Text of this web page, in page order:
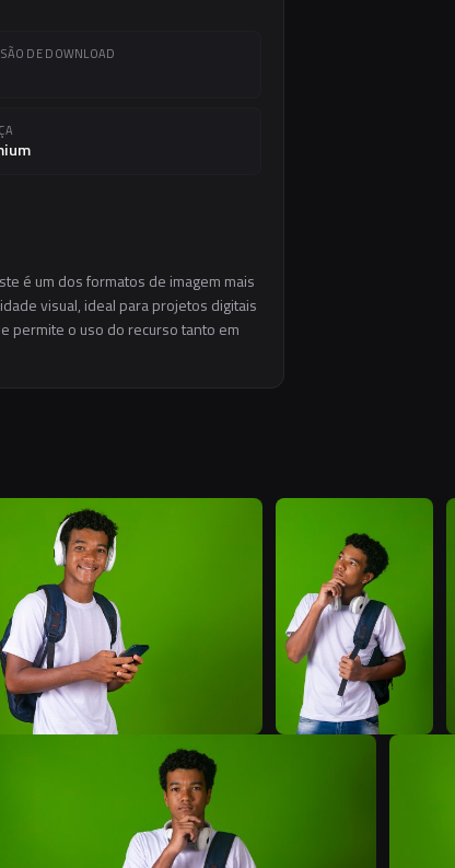
DE DOWNLOAD
é um dos formatos de imagem mais
visual, ideal para projetos digitais
permite o uso do recurso tanto em